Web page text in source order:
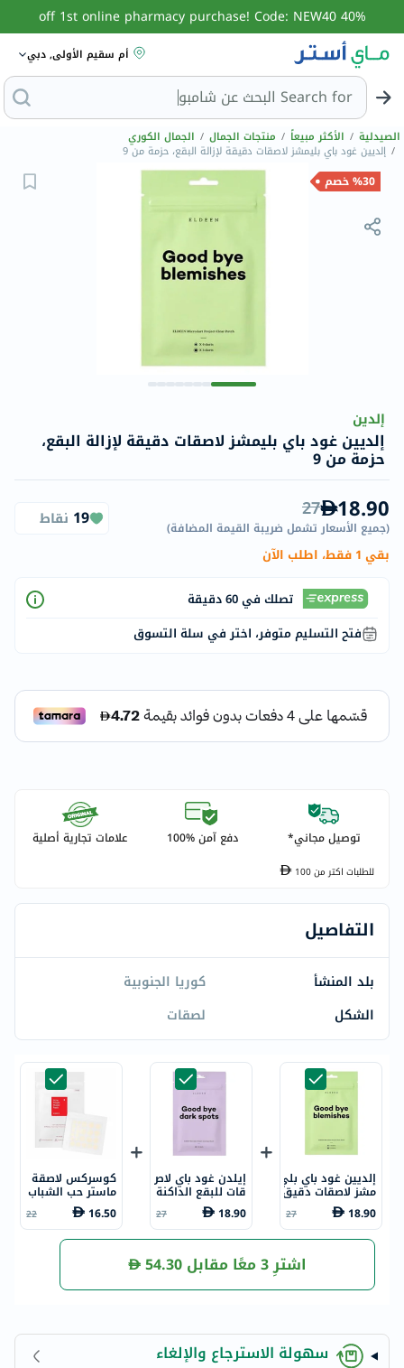
40% off 1st online pharmacy purchase! Code: NEW40
أم سقيم الأولى, دبي
Search for البحث ع
الصيدلية / الأكثر مبيعاً / منتجات الجمال / الجمال الكوري
/ إلديين غود باي بليمشز لاصقات دقيقة لإزالة البقع، حزمة من 9
%30 خصم
إلدين
إلديين غود باي بليمشز لاصقات دقيقة لإزالة البقع،
حزمة من 9
18.90
27
(جميع الأسعار تشمل ضريبة القيمة المضافة)
19 نقاط
بقي 1 فقط، اطلب الآن
تصلك في 60 دقيقة
فتح التسليم متوفر، اختر في سلة التسوق
توصيل مجاني* دفع آمن %100 علامات تجارية أصلية
للطلبات اكتر من100
التفاصيل
بلد المنشأ
كوريا الجنوبية
الشكل
لصقات
إلديين غود باي بلي
مشز لاصقات دقيق
ة لإزالة البقع، حزم
ة من 9
18.90
27
إيلدن غود باي لاص
قات للبقع الداكنة
ميكرودارت حزمة م
ن 6
18.90
27
كوسركس لاصقة
ماستر حب الشباب
حزمة من 24
16.50
22
اشترِ 3 معًا مقابل 54.30
سهولة الاسترجاع والإلغاء